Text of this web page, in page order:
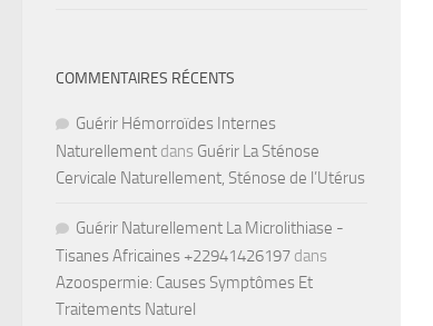
COMMENTAIRES RÉCENTS
Guérir Hémorroïdes Internes
Naturellement dans Guérir La Sténose
Cervicale Naturellement, Sténose de l’Utérus
Guérir Naturellement La Microlithiase -
Tisanes Africaines +22941426197 dans
Azoospermie: Causes Symptômes Et
Traitements Naturel